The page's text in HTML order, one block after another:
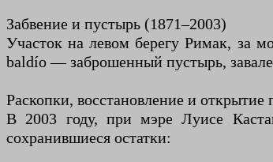
Забвение и пустырь (1871–2003)
Участок на левом берегу Римак, за
baldío — заброшенный пустырь,
Раскопки, восстановление и открытие
В 2003 году, при мэре Луисе
сохранившиеся остатки: